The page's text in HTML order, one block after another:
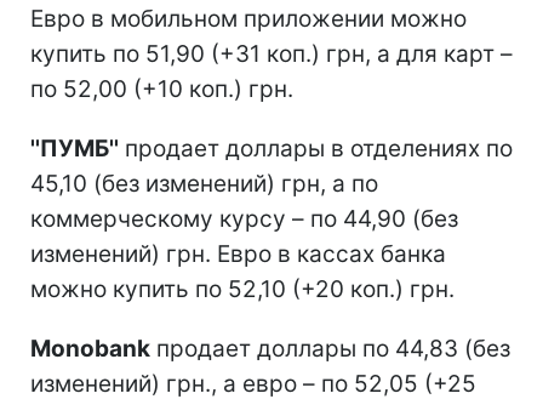
Евро в мобильном приложении можно
купить по 51,90 (+31 коп.) грн, а для карт –
по 52,00 (+10 коп.) грн.
''ПУМБ'' продает доллары в отделениях по
45,10 (без изменений) грн, а по
коммерческому курсу – по 44,90 (без
изменений) грн. Евро в кассах банка
можно купить по 52,10 (+20 коп.) грн.
Monobank продает доллары по 44,83 (без
изменений) грн., а евро – по 52,05 (+25